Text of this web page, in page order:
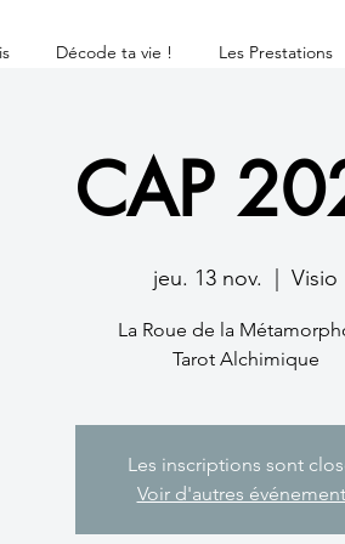
Décode ta vie ! Les Prestations
CAP
jeu. 13 nov.
  |
Visio
La Roue de la
Les inscriptions sont
Voir d'autres